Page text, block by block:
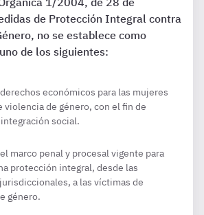
de Protección Integral contra
no se establece como
de los siguientes:
económicos para las mujeres
violencia de género, con el fin de
social.
marco penal y procesal vigente para
protección integral, desde las
a las víctimas de
género.